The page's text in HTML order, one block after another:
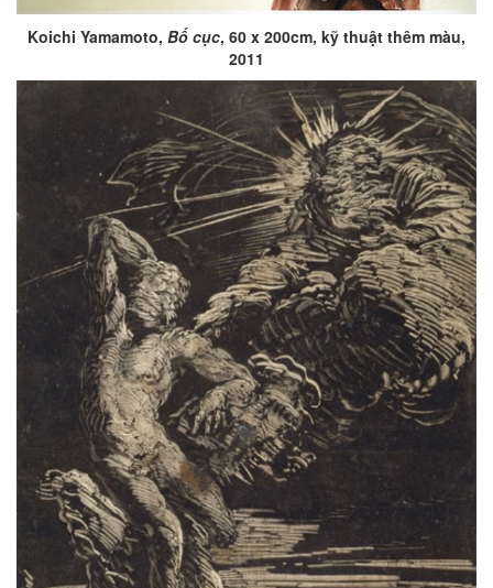
Koichi Yamamoto, Bố cục, 60 x 200cm, kỹ thuật thêm màu,
2011